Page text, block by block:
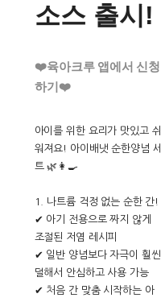
소스 출시!
❤️육아크루 앱에서 신청
하기❤️
아이를 위한 요리가 맛있고 쉬
워져요! 아이배냇 순한양념 세
트 🌿👩‍🍳
1. 나트륨 걱정 없는 순한 간!
✔ 아기 전용으로 짜지 않게
조절된 저염 레시피
✔ 일반 양념보다 자극이 훨씬
덜해서 안심하고 사용 가능
✔ 처음 간 맞춤 시작하는 아